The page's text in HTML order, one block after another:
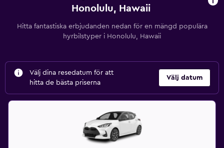
Honolulu, Hawaii
Hitta fantastiska erbjudanden nedan för en mängd populära
hyrbilstyper i Honolulu, Hawaii
Välj dina resedatum för att
hitta de bästa priserna
Välj datum